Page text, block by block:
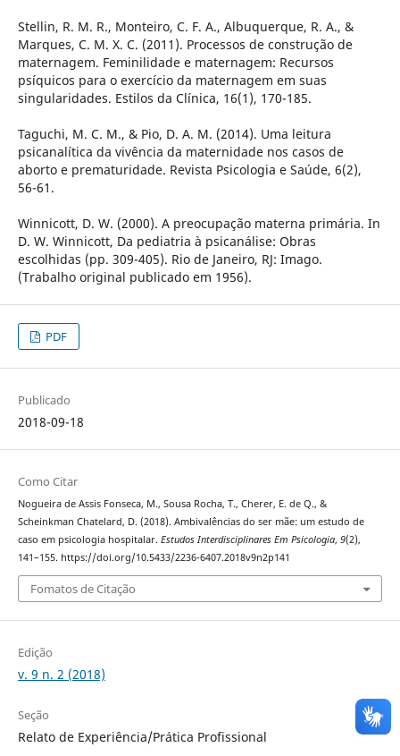
Stellin, R. M. R., Monteiro, C. F. A., Albuquerque, R. A., &
Marques, C. M. X. C. (2011). Processos de construção de
maternagem. Feminilidade e maternagem: Recursos
psíquicos para o exercício da maternagem em suas
singularidades. Estilos da Clínica, 16(1), 170-185.
Taguchi, M. C. M., & Pio, D. A. M. (2014). Uma leitura
psicanalítica da vivência da maternidade nos casos de
aborto e prematuridade. Revista Psicologia e Saúde, 6(2),
56-61.
Winnicott, D. W. (2000). A preocupação materna primária. In
D. W. Winnicott, Da pediatria à psicanálise: Obras
escolhidas (pp. 309-405). Rio de Janeiro, RJ: Imago.
(Trabalho original publicado em 1956).
PDF
Publicado
2018-09-18
Como Citar
Nogueira de Assis Fonseca, M., Sousa Rocha, T., Cherer, E. de Q., &
Scheinkman Chatelard, D. (2018). Ambivalências do ser mãe: um estudo de
caso em psicologia hospitalar. Estudos Interdisciplinares Em Psicologia, 9(2),
141–155. https://doi.org/10.5433/2236-6407.2018v9n2p141
Fomatos de Citação
Edição
v. 9 n. 2 (2018)
Seção
Relato de Experiência/Prática Profissional